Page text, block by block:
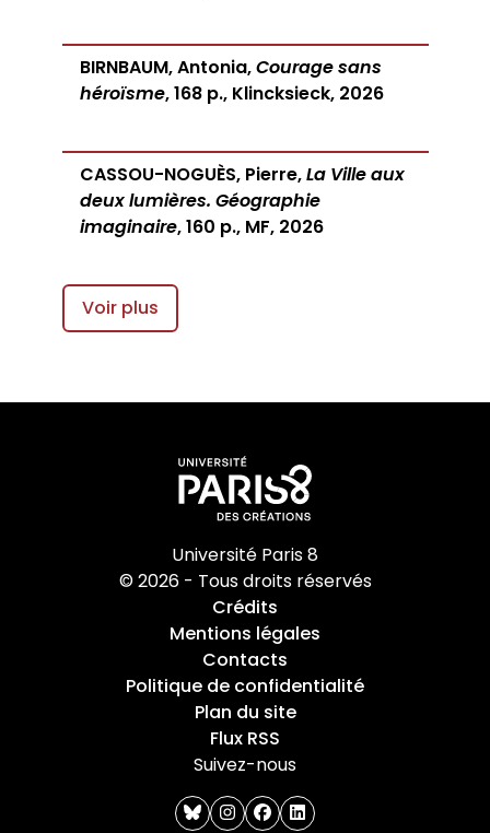
BIRNBAUM, Antonia,Courage sans
héroïsme, 168 p., Klincksieck, 2026
CASSOU-NOGUÈS, Pierre,La Ville aux
deux lumières. Géographie
imaginaire, 160 p., MF, 2026
Voir plus
Université Paris 8
© 2026 - Tous droits réservés
Crédits
Mentions légales
Contacts
Politique de confidentialité
Plan du site
Flux RSS
Suivez-nous
blueskyinstagram
facebook
linkedin